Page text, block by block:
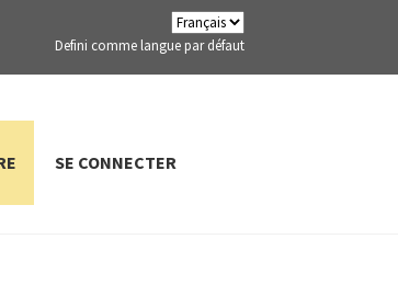
Defini comme langue par défaut
SE CONNECTER